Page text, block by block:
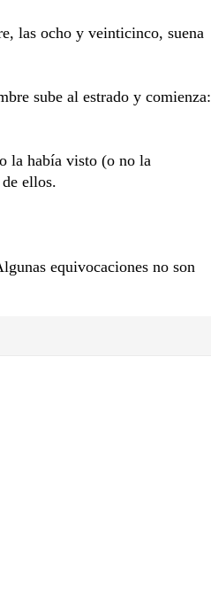
las ocho y veinticinco, suena
sube al estrado y comienza:
la había visto (o no la
ellos.
equivocaciones no son